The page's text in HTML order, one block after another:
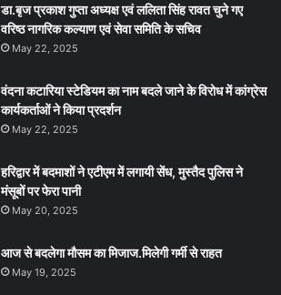
डा.बृज प्रकाश गुप्ता अध्यक्ष एवं ललिता सिंह रावत चुने गए
वरिष्ठ नागरिक कल्याण एवं सेवा समिति के सचिव
May 22, 2025
वंदना कटारिया स्टेडियम का नाम बदले जाने के विरोध में कांग्रेस
कार्यकर्ताओं ने किया प्रदर्शन
May 22, 2025
हरिद्वार में बदमाशों ने एटीएम में लगायी सेंध, मुस्तैद पुलिस ने
मंसूबों पर फेरा पानी
May 20, 2025
आज से बदलेगा मौसम का मिजाज.मिलेगी गर्मी से राहत
May 19, 2025